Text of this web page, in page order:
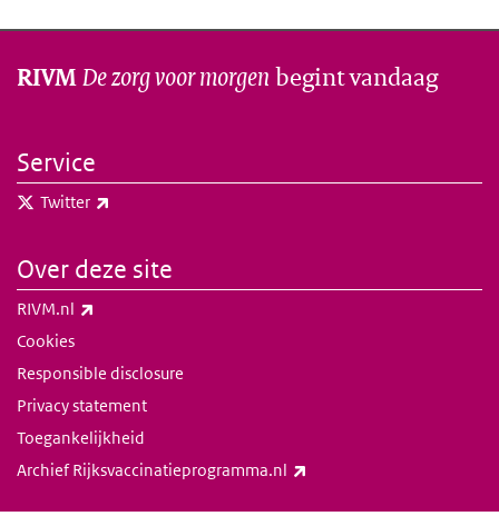
RIVMDe zorg voor morgen begint vandaag
Service
Twitter
Over deze site
RIVM.nl
Cookies
Responsible disclosure
Privacy statement
Toegankelijkheid
Archief Rijksvaccinatieprogramma.nl